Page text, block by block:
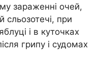
зараженні очей,
сльозотечі, при
і в куточках
грипу і судомах